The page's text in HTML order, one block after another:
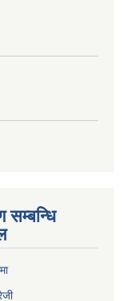
सम्बन्धि